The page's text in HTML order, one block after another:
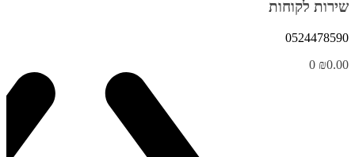
שירות לקוחות
0524478590
₪0.00
0